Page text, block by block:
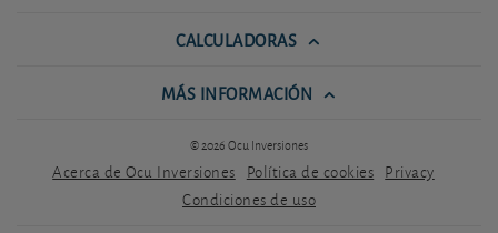
CALCULADORAS
MÁS INFORMACIÓN
© 2026 Ocu Inversiones
Acerca de Ocu Inversiones Política de cookies Privacy
Condiciones de uso